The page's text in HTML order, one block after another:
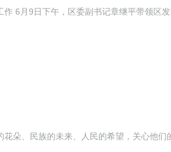
6月9日下午，区委副书记章继平带领区
朵、民族的未来、人民的希望，关心他